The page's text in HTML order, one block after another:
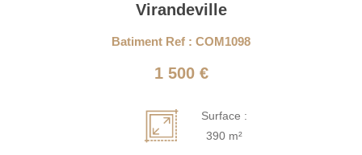
Virandeville
Batiment Ref : COM1098
1 500 €
Surface :
390 m²